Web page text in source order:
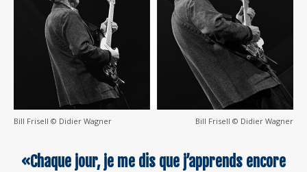
Bill Frisell © Didier Wagner Bill Frisell © Didier Wagner
«Chaque jour, je me dis que j’apprends encore